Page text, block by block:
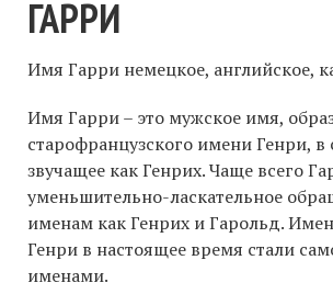
ГАРРИ
Имя Гарри немецкое, английское,
Имя Гарри – это мужское имя,
старофранцузского имени Генри,
звучащее как Генрих. Чаще всего
уменьшительно-ласкательное
именам как Генрих и Гарольд.
Генри в настоящее время стали
именами.